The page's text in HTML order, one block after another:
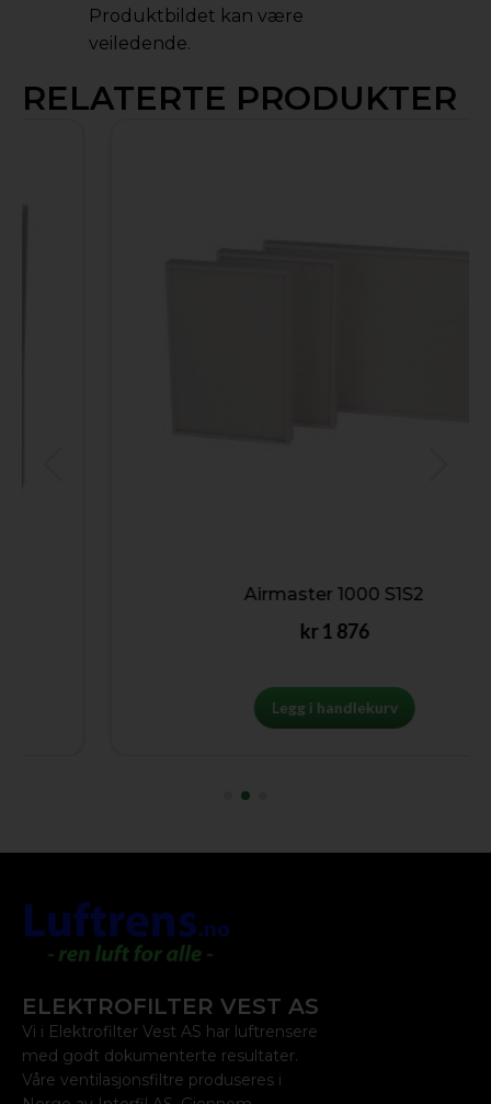
Produktbildet kan være
veiledende.
RELATERTE PRODUKTER
Airmaster 1000 S1S2
1 876
Legg i handlekurv
ELEKTROFILTER VEST AS
Vi i Elektrofilter Vest AS har luftrensere
med godt dokumenterte resultater.
Våre ventilasjonsfiltre produseres i